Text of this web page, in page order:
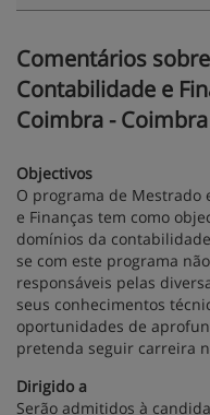
Comentários
Contabilidade e
Coimbra -
Objectivos
O programa de Mestrado
e Finanças tem como
domínios da
se com este programa
responsáveis pelas
seus conhecimentos
oportunidades de
pretenda seguir carreira
Dirigido a
Serão admitidos à